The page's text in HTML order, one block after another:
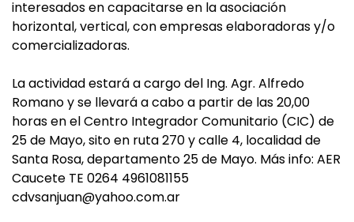
interesados en capacitarse en la asociación
horizontal, vertical, con empresas elaboradoras y/o
comercializadoras.
La actividad estará a cargo del Ing. Agr. Alfredo
Romano y se llevará a cabo a partir de las 20,00
horas en el Centro Integrador Comunitario (CIC) de
25 de Mayo, sito en ruta 270 y calle 4, localidad de
Santa Rosa, departamento 25 de Mayo. Más info: AER
Caucete TE 0264 4961081155
cdvsanjuan@yahoo.com.ar